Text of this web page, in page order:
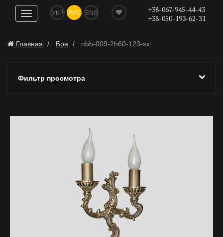
Показать
навигацию
УКР РУС ENG
+38-067-945-44-43
+38-050-193-62-31
Главная Бра nbb-009-2h60-123-sx
Фильтр просмотра